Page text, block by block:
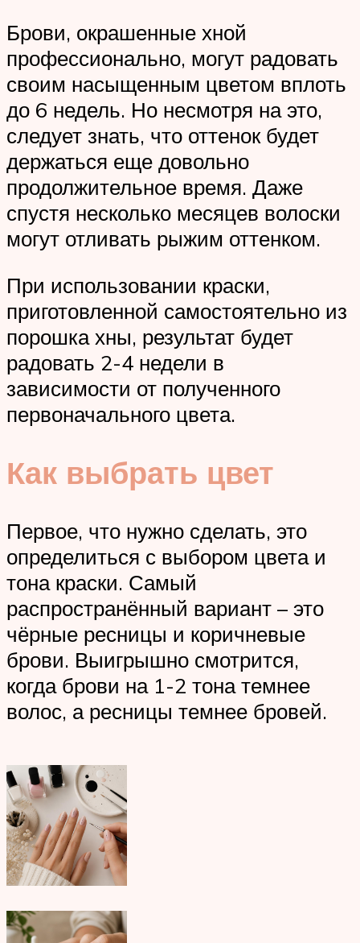
Брови, окрашенные хной
профессионально, могут радовать
своим насыщенным цветом вплоть
до 6 недель. Но несмотря на это,
следует знать, что оттенок будет
держаться еще довольно
продолжительное время. Даже
спустя несколько месяцев волоски
могут отливать рыжим оттенком.
При использовании краски,
приготовленной самостоятельно из
порошка хны, результат будет
радовать 2-4 недели в
зависимости от полученного
первоначального цвета.
Как выбрать цвет
Первое, что нужно сделать, это
определиться с выбором цвета и
тона краски. Самый
распространённый вариант – это
чёрные ресницы и коричневые
брови. Выигрышно смотрится,
когда брови на 1-2 тона темнее
волос, а ресницы темнее бровей.